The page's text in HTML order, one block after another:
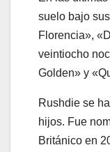
suelo bajo
Florencia»,
veintiocho
Golden» y
Rushdie se
hijos. Fue
Británico en